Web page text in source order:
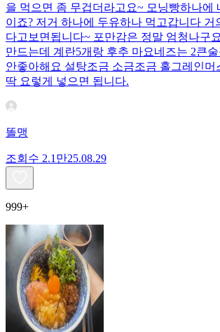
을 먹으면 좀 무겁더라고요~ 모닝빵하나에
이죠? 저거 하나에 두유하나 먹고갑니다 거
다고보면됩니다~ 포만감은 정말 엄청나구
만드는데 계란5개랑 후추 마요네즈는 2큰
안좋아해요 설탕조금 소금조금 홀그레인머
딱 요렇게 넣으면 됩니다.
똘맹
조회수 2.1만25.08.29
999+